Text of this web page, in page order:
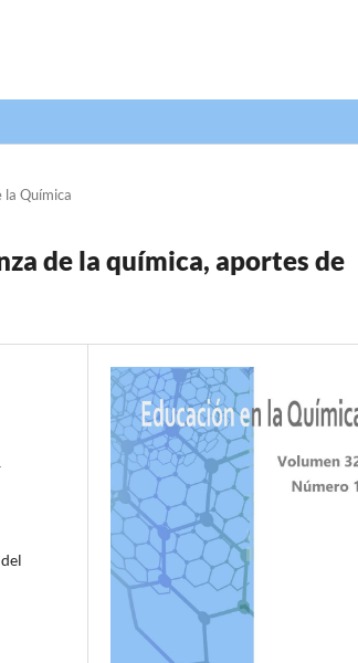
la Química
de la química, aportes de